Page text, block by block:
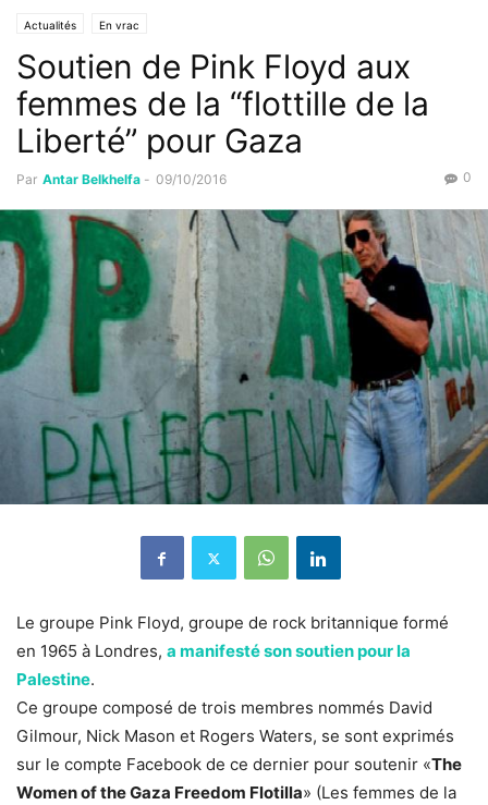
Actualités En vrac
Soutien de Pink Floyd aux
femmes de la “flottille de la
Liberté” pour Gaza
Par Antar Belkhelfa - 09/10/2016 0
Le groupe Pink Floyd, groupe de rock britannique formé
en 1965 à Londres, a manifesté son soutien pour la
Palestine.
Ce groupe composé de trois membres nommés David
Gilmour, Nick Mason et Rogers Waters, se sont exprimés
sur le compte Facebook de ce dernier pour soutenir «The
Women of the Gaza Freedom Flotilla» (Les femmes de la